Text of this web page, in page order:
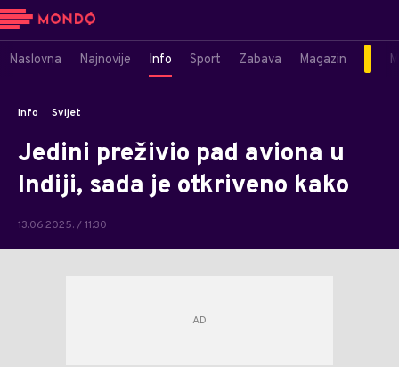
Naslovna Najnovije Info Sport Zabava Magazin
Info Svijet
Jedini preživio pad aviona u
Indiji, sada je otkriveno kako
13.06.2025. / 11:30